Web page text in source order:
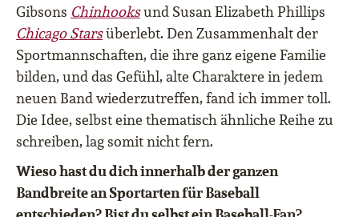
Gibsons Chinhooksund Susan Elizabeth Phillips
Chicago Starsüberlebt. Den Zusammenhalt der
Sportmannschaften, die ihre ganz eigene Familie
bilden, und das Gefühl, alte Charaktere in jedem
neuen Band wiederzutreffen, fand ich immer toll.
Die Idee, selbst eine thematisch ähnliche Reihe zu
schreiben, lag somit nicht fern.
Wieso hast du dich innerhalb der ganzen
Bandbreite an Sportarten für Baseball